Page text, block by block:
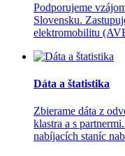
Podporujeme
Slovensku.
elektromobilitu
Dáta a štatistika
Zbierame dáta z
klastra a s
nabíjacích staníc